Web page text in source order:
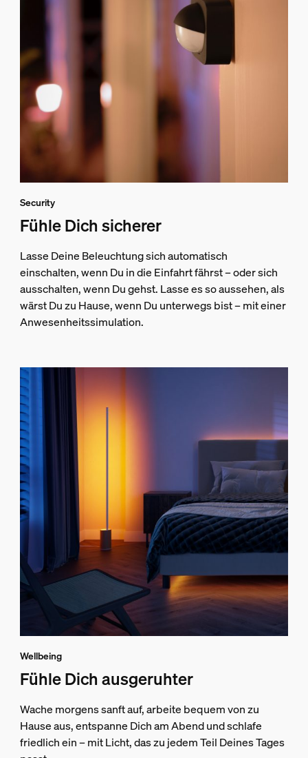
Security
Fühle Dich sicherer
Lasse Deine Beleuchtung sich automatisch
einschalten, wenn Du in die Einfahrt fährst – oder sich
ausschalten, wenn Du gehst. Lasse es so aussehen, als
wärst Du zu Hause, wenn Du unterwegs bist – mit einer
Anwesenheitssimulation.
Wellbeing
Fühle Dich ausgeruhter
Wache morgens sanft auf, arbeite bequem von zu
Hause aus, entspanne Dich am Abend und schlafe
friedlich ein – mit Licht, das zu jedem Teil Deines Tages